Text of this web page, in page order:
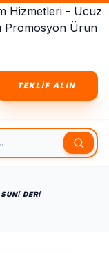
Hizmetleri - Ucuz
Promosyon Ürün
TEKLİF ALIN
DERİ